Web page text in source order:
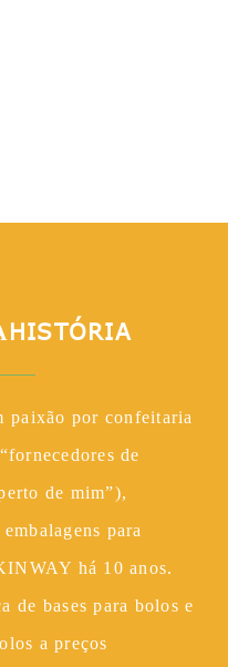
HISTÓRIA
paixão por confeitaria
de
de mim”),
para
há 10 anos.
de bases para bolos e
a preços